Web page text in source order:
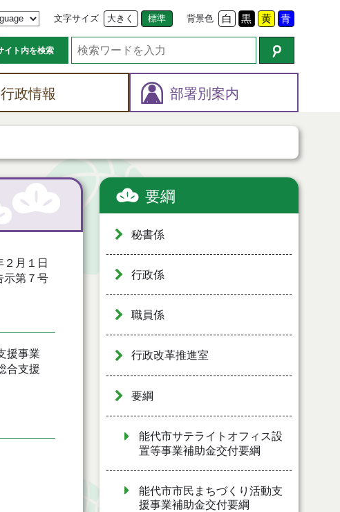
文字サイズ 大きく 標準 背景色 白 黒 黄 青
イト内を検索
行政情報 部署別案内
月１日
示第７号
援事業
合支援
要綱
秘書係
行政係
職員係
行政改革推進室
要綱
能代市サテライトオフィス設
置等事業補助金交付要綱
能代市市民まちづくり活動支
援事業補助金交付要綱